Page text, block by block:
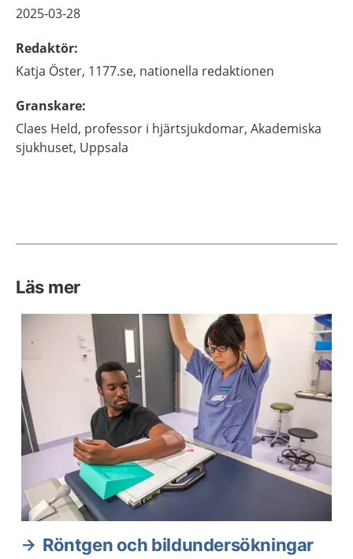
2025-03-28
Redaktör:
Katja Öster, 1177.se, nationella redaktionen
Granskare:
Claes Held, professor i hjärtsjukdomar, Akademiska
sjukhuset, Uppsala
Läs mer
Röntgen och bildundersökningar